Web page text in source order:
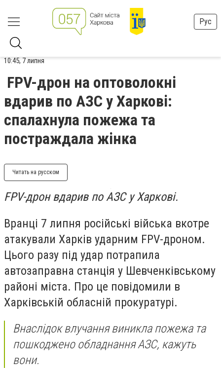
Рус
10:45, 7 липня
FPV-дрон на оптоволокні
вдарив по АЗС у Харкові:
спалахнула пожежа та
постраждала жінка
Читать на русском
FPV-дрон вдарив по АЗС у Харкові.
Вранці 7 липня російські війська вкотре
атакували Харків ударним FPV-дроном.
Цього разу під удар потрапила
автозаправна станція у Шевченківському
районі міста. Про це повідомили в
Харківській обласній прокуратурі.
Внаслідок влучання виникла пожежа та
пошкоджено обладнання АЗС, кажуть
вони.